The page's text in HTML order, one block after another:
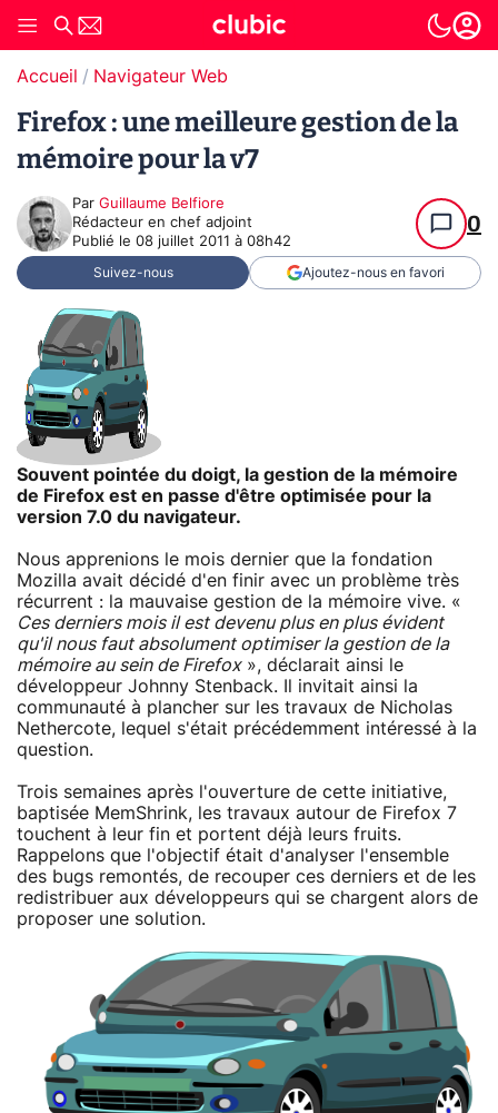
Accueil Navigateur Web
Firefox : une meilleure gestion de la
mémoire pour la v7
Par Guillaume Belfiore
Rédacteur en chef adjoint
Publié le 08 juillet 2011 à 08h42
0
Suivez-nous Ajoutez-nous en favori
Souvent pointée du doigt, la gestion de la mémoire
de Firefox est en passe d'être optimisée pour la
version 7.0 du navigateur.
Nous apprenions le mois dernier que la fondation
Mozilla avait décidé d'en finir avec un problème très
récurrent : la mauvaise gestion de la mémoire vive. «
Ces derniers mois il est devenu plus en plus évident
qu'il nous faut absolument optimiser la gestion de la
mémoire au sein de Firefox», déclarait ainsi le
développeur Johnny Stenback. Il invitait ainsi la
communauté à plancher sur les travaux de Nicholas
Nethercote, lequel s'était précédemment intéressé à la
question.
Trois semaines après l'ouverture de cette initiative,
baptisée MemShrink, les travaux autour de Firefox 7
touchent à leur fin et portent déjà leurs fruits.
Rappelons que l'objectif était d'analyser l'ensemble
des bugs remontés, de recouper ces derniers et de les
redistribuer aux développeurs qui se chargent alors de
proposer une solution.